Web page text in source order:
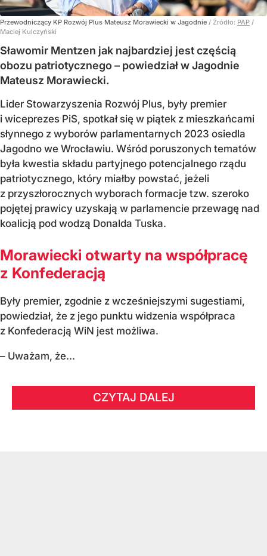
Przewodniczący KP Rozwój Plus Mateusz Morawiecki w Jagodnie / Źródło: PAP /
Maciej Kulczyński
Sławomir Mentzen jak najbardziej jest częścią
obozu patriotycznego – powiedział w Jagodnie
Mateusz Morawiecki.
Lider Stowarzyszenia Rozwój Plus, były premier
i wiceprezes PiS, spotkał się w piątek z mieszkańcami
słynnego z wyborów parlamentarnych 2023 osiedla
Jagodno we Wrocławiu. Wśród poruszonych tematów
była kwestia składu partyjnego potencjalnego rządu
patriotycznego, który miałby powstać, jeżeli
z przyszłorocznych wyborach formacje tzw. szeroko
pojętej prawicy uzyskają w parlamencie przewagę nad
koalicją pod wodzą Donalda Tuska.
Morawiecki otwarty na współpracę
z Konfederacją
Były premier, zgodnie z wcześniejszymi sugestiami,
powiedział, że z jego punktu widzenia współpraca
z Konfederacją WiN jest możliwa.
– Uważam, że...
CZYTAJ DALEJ